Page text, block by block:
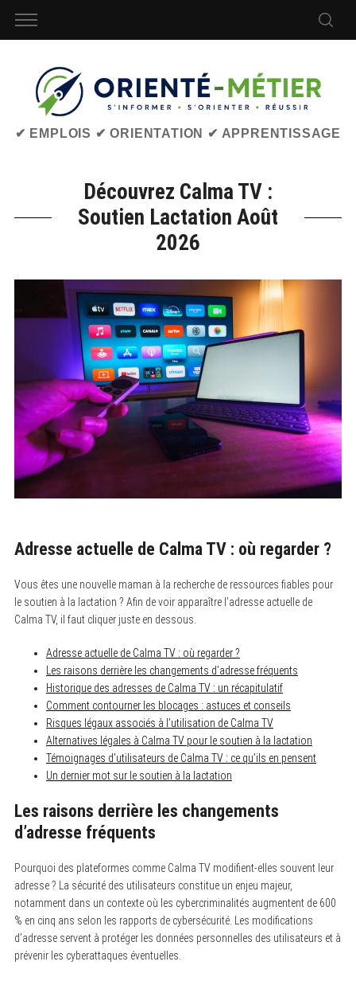
✔ EMPLOIS ✔ ORIENTATION ✔ APPRENTISSAGE
Découvrez Calma TV :
Soutien Lactation Août
2026
Adresse actuelle de Calma TV : où regarder ?
Vous êtes une nouvelle maman à la recherche de ressources fiables pour
le soutien à la lactation ? Afin de voir apparaître l’adresse actuelle de
Calma TV, il faut cliquer juste en dessous.
Adresse actuelle de Calma TV : où regarder ?
Les raisons derrière les changements d’adresse fréquents
Historique des adresses de Calma TV : un récapitulatif
Comment contourner les blocages : astuces et conseils
Risques légaux associés à l’utilisation de Calma TV
Alternatives légales à Calma TV pour le soutien à la lactation
Témoignages d’utilisateurs de Calma TV : ce qu’ils en pensent
Un dernier mot sur le soutien à la lactation
Les raisons derrière les changements
d’adresse fréquents
Pourquoi des plateformes comme Calma TV modifient-elles souvent leur
adresse ? La sécurité des utilisateurs constitue un enjeu majeur,
notamment dans un contexte où les cybercriminalités augmentent de 600
% en cinq ans selon les rapports de cybersécurité. Les modifications
d’adresse servent à protéger les données personnelles des utilisateurs et à
prévenir les cyberattaques éventuelles.